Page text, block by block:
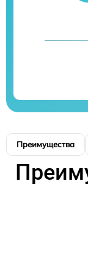
Преимущества